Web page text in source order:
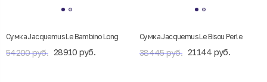
Сумка Jacquemus Le Bambino Long
54200 руб. 28910 руб.
Cумка Jacquemus Le Bisou Perle
38445 руб. 21144 руб.